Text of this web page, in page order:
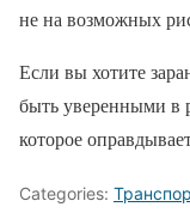
не на возможных
Если вы хотите
быть уверенными в
которое
Categories: